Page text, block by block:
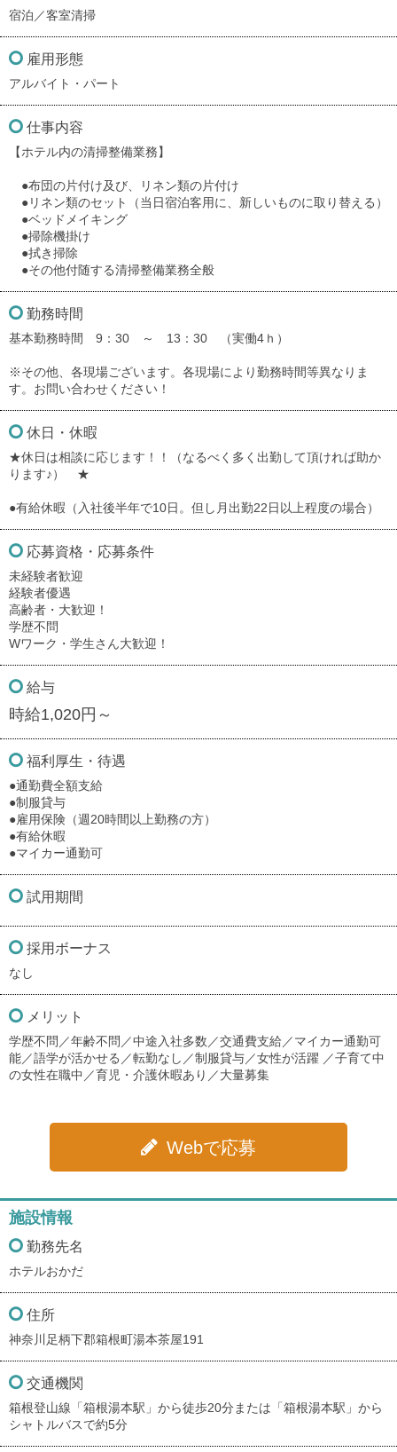
宿泊／客室清掃
雇用形態
アルバイト・パート
仕事内容
【ホテル内の清掃整備業務】
●布団の片付け及び、リネン類の片付け
●リネン類のセット（当日宿泊客用に、新しいものに取り替える）
●ベッドメイキング
●掃除機掛け
●拭き掃除
●その他付随する清掃整備業務全般
勤務時間
基本勤務時間 9：30 ～ 13：30 （実働4ｈ）
※その他、各現場ございます。各現場により勤務時間等異なりま
す。お問い合わせください！
休日・休暇
★休日は相談に応じます！！（なるべく多く出勤して頂ければ助か
ります♪） ★
●有給休暇（入社後半年で10日。但し月出勤22日以上程度の場合）
応募資格・応募条件
未経験者歓迎
経験者優遇
高齢者・大歓迎！
学歴不問
Wワーク・学生さん大歓迎！
給与
時給1,020円～
福利厚生・待遇
●通勤費全額支給
●制服貸与
●雇用保険（週20時間以上勤務の方）
●有給休暇
●マイカー通勤可
試用期間
採用ボーナス
なし
メリット
学歴不問／年齢不問／中途入社多数／交通費支給／マイカー通勤可
能／語学が活かせる／転勤なし／制服貸与／女性が活躍 ／子育て中
の女性在職中／育児・介護休暇あり／大量募集
Webで応募
施設情報
勤務先名
ホテルおかだ
住所
神奈川足柄下郡箱根町湯本茶屋191
交通機関
箱根登山線「箱根湯本駅」から徒歩20分または「箱根湯本駅」から
シャトルバスで約5分